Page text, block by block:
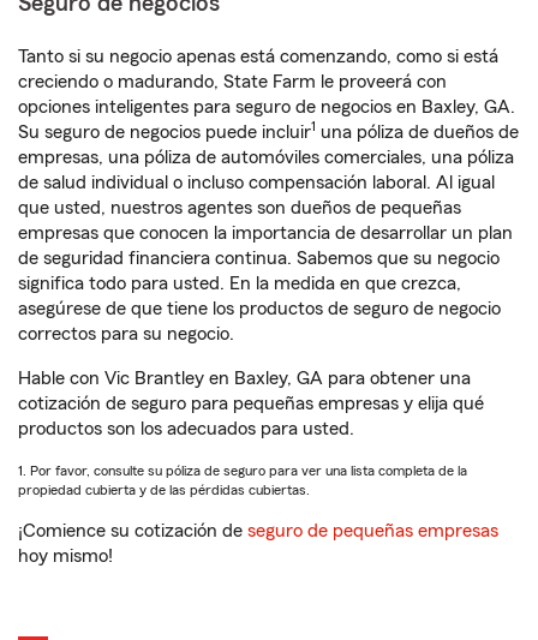
Tanto si su negocio apenas está comenzando, como si está
creciendo o madurando, State Farm le proveerá con
opciones inteligentes para seguro de negocios en Baxley, GA.
Su seguro de negocios puede incluir1 una póliza de dueños de
empresas, una póliza de automóviles comerciales, una póliza
de salud individual o incluso compensación laboral. Al igual
que usted, nuestros agentes son dueños de pequeñas
empresas que conocen la importancia de desarrollar un plan
de seguridad financiera continua. Sabemos que su negocio
significa todo para usted. En la medida en que crezca,
asegúrese de que tiene los productos de seguro de negocio
correctos para su negocio.
Hable con Vic Brantley en Baxley, GA para obtener una
cotización de seguro para pequeñas empresas y elija qué
productos son los adecuados para usted.
1. Por favor, consulte su póliza de seguro para ver una lista completa de la
propiedad cubierta y de las pérdidas cubiertas.
¡Comience su cotización de seguro de pequeñas empresas
hoy mismo!